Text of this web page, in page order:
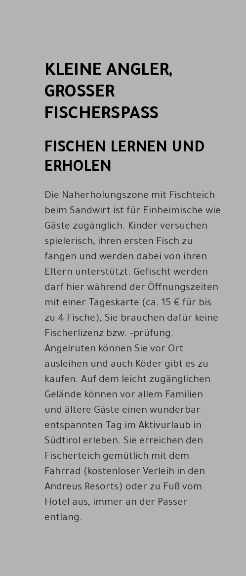
KLEINE ANGLER,
GROSSER F
ISCHERSPASS
FISCHEN LERNEN UND
ERHOLEN
Die Naherholungszone mit Fischteich
beim Sandwirt ist für Einheimische wie
Gäste zugänglich. Kinder versuchen
spielerisch, ihren ersten Fisch zu
fangen und werden dabei von ihren
Eltern unterstützt. Gefischt werden
darf hier während der Öffnungszeiten
mit einer Tageskarte (ca. 15 € für bis
zu 4 Fische), Sie brauchen dafür keine
Fischerlizenz bzw. -prüfung.
Angelruten können Sie vor Ort
ausleihen und auch Köder gibt es zu
kaufen. Auf dem leicht zugänglichen
Gelände können vor allem Familien
und ältere Gäste einen wunderbar
entspannten Tag im Aktivurlaub in
Südtirol erleben. Sie erreichen den
Fischerteich gemütlich mit dem
Fahrrad (kostenloser Verleih in den
Andreus Resorts) oder zu Fuß vom
Hotel aus, immer an der Passer
entlang.